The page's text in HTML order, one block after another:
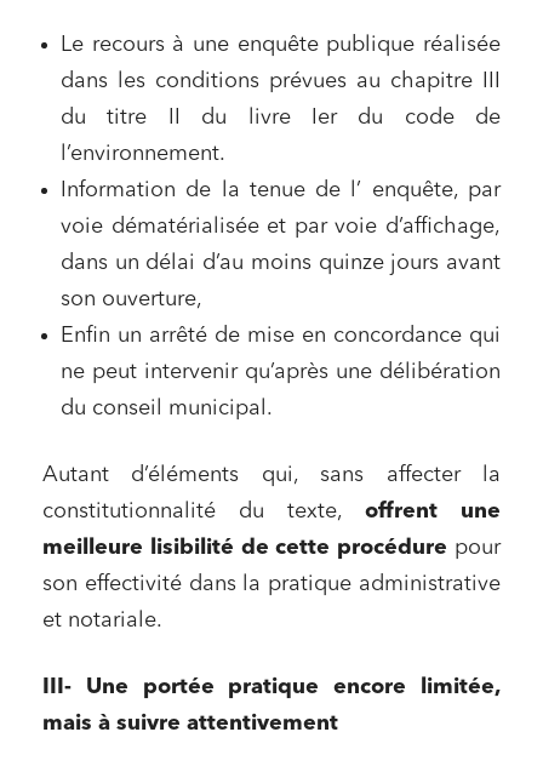
Le recours à une enquête publique réalisée
dans les conditions prévues au chapitre III
du titre II du livre Ier du code de
l’environnement.
Information de la tenue de l’ enquête, par
voie dématérialisée et par voie d’affichage,
dans un délai d’au moins quinze jours avant
son ouverture,
Enfin un arrêté de mise en concordance qui
ne peut intervenir qu’après une délibération
du conseil municipal.
Autant d’éléments qui, sans affecter la
constitutionnalité du texte, offrent une
meilleure lisibilité de cette procédure pour
son effectivité dans la pratique administrative
et notariale.
III- Une portée pratique encore limitée,
mais à suivre attentivement